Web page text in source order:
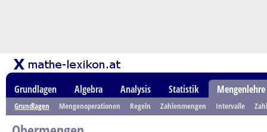
Grundlagen Algebra Analysis Statistik Mengenlehre
Grundlagen Mengenoperationen Regeln Zahlenmengen Intervalle